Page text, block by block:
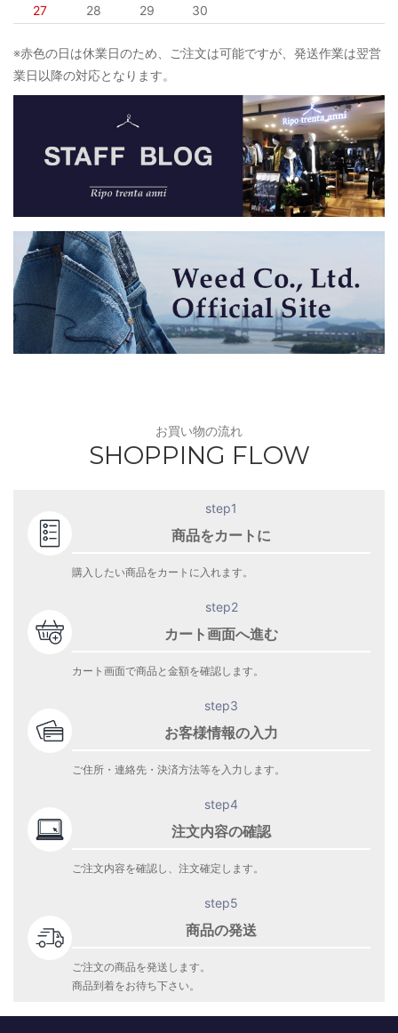
27
28 29 30
※赤色の日は休業日のため、ご注文は可能ですが、発送作業は翌営
業日以降の対応となります。
お買い物の流れ
SHOPPING FLOW
step1
商品をカートに
購入したい商品をカートに入れます。
step2
カート画面へ進む
カート画面で商品と金額を確認します。
step3
お客様情報の入力
ご住所・連絡先・決済方法等を入力します。
step4
注文内容の確認
ご注文内容を確認し、注文確定します。
step5
商品の発送
ご注文の商品を発送します。
商品到着をお待ち下さい。